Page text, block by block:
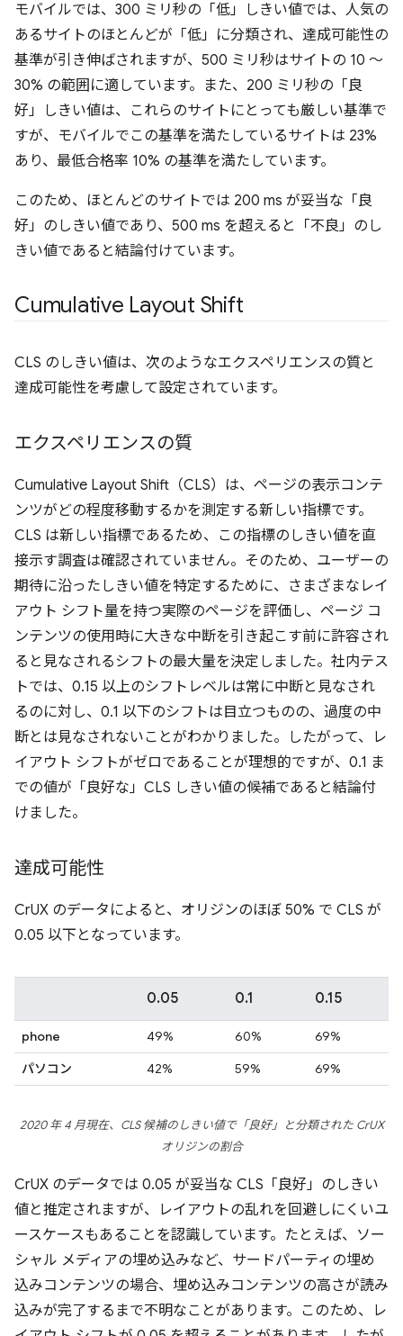
モバイルでは、300 ミリ秒の「低」しきい値では、人気の
あるサイトのほとんどが「低」に分類され、達成可能性の
基準が引き伸ばされますが、500 ミリ秒はサイトの 10 ～
30% の範囲に適しています。また、200 ミリ秒の「良
好」しきい値は、これらのサイトにとっても厳しい基準で
すが、モバイルでこの基準を満たしているサイトは 23%
あり、最低合格率 10% の基準を満たしています。
このため、ほとんどのサイトでは 200 ms が妥当な「良
好」のしきい値であり、500 ms を超えると「不良」のし
きい値であると結論付けています。
Cumulative Layout Shift
CLS のしきい値は、次のようなエクスペリエンスの質と
達成可能性を考慮して設定されています。
エクスペリエンスの質
Cumulative Layout Shift（CLS）は、ページの表示コンテ
ンツがどの程度移動するかを測定する新しい指標です。
CLS は新しい指標であるため、この指標のしきい値を直
接示す調査は確認されていません。そのため、ユーザーの
期待に沿ったしきい値を特定するために、さまざまなレイ
アウト シフト量を持つ実際のページを評価し、ページ コ
ンテンツの使用時に大きな中断を引き起こす前に許容され
ると見なされるシフトの最大量を決定しました。社内テス
トでは、0.15 以上のシフトレベルは常に中断と見なされ
るのに対し、0.1 以下のシフトは目立つものの、過度の中
断とは見なされないことがわかりました。したがって、レ
イアウト シフトがゼロであることが理想的ですが、0.1 ま
での値が「良好な」CLS しきい値の候補であると結論付
けました。
達成可能性
CrUX のデータによると、オリジンのほぼ 50% で CLS が
0.05 以下となっています。
0.05 0.1 0.15
phone 49% 60%
69%
パソコン
42% 59% 69%
2020 年 4 月現在、CLS 候補のしきい値で「良好」と分類された CrUX
オリジンの割合
CrUX のデータでは 0.05 が妥当な CLS「良好」のしきい
値と推定されますが、レイアウトの乱れを回避しにくいユ
ースケースもあることを認識しています。たとえば、ソー
シャル メディアの埋め込みなど、サードパーティの埋め
込みコンテンツの場合、埋め込みコンテンツの高さが読み
込みが完了するまで不明なことがあります。このため、レ